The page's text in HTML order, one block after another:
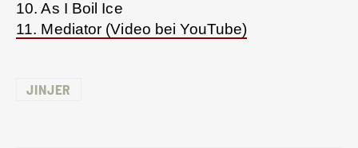
10. As I Boil Ice
11. Mediator (Video bei YouTube)
JINJER